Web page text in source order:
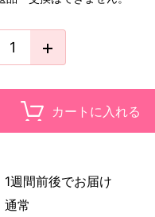
カートに入れる
1週間前後でお届け
通常